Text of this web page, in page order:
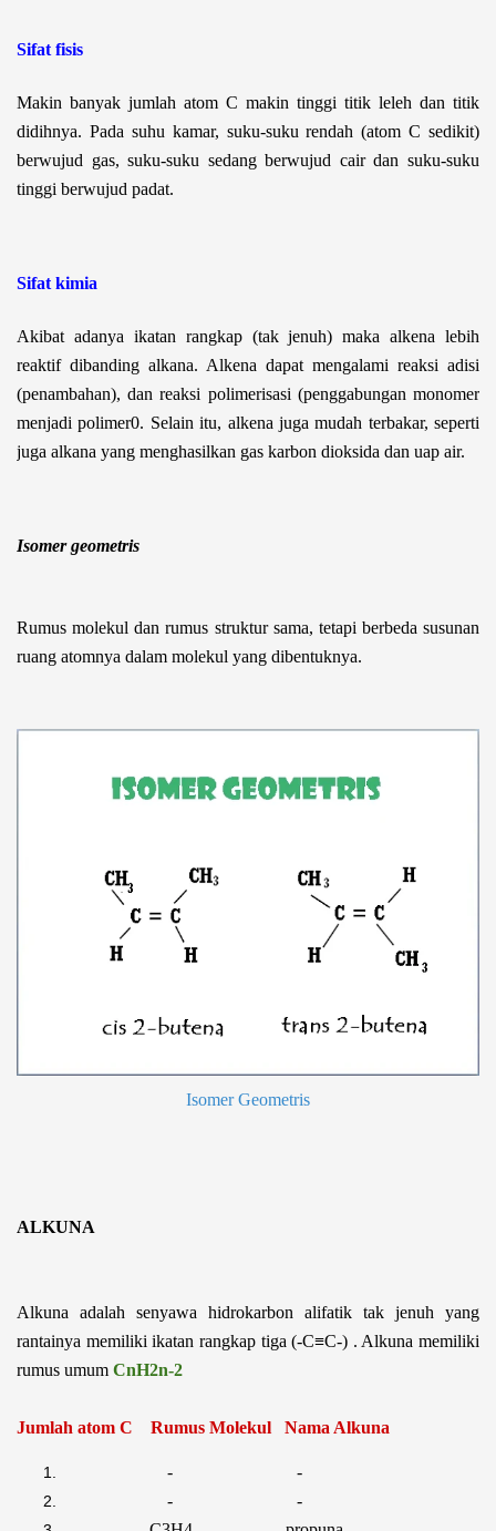
Sifat fisis
Makin banyak jumlah atom C makin tinggi titik leleh dan titik
didihnya. Pada suhu kamar, suku-suku rendah (atom C sedikit)
berwujud gas, suku-suku sedang berwujud cair dan suku-suku
tinggi berwujud padat.
Sifat kimia
Akibat adanya ikatan rangkap (tak jenuh) maka alkena lebih
reaktif dibanding alkana. Alkena dapat mengalami reaksi adisi
(penambahan), dan reaksi polimerisasi (penggabungan monomer
menjadi polimer0. Selain itu, alkena juga mudah terbakar, seperti
juga alkana yang menghasilkan gas karbon dioksida dan uap air.
Isomer geometris
Rumus molekul dan rumus struktur sama, tetapi berbeda susunan
ruang atomnya dalam molekul yang dibentuknya.
Isomer Geometris
ALKUNA
Alkuna adalah senyawa hidrokarbon alifatik tak jenuh yang
rantainya memiliki ikatan rangkap tiga (-C≡C-) . Alkuna memiliki
rumus umum CnH2n-2
Jumlah atom C Rumus Molekul Nama Alkuna
- -
- -